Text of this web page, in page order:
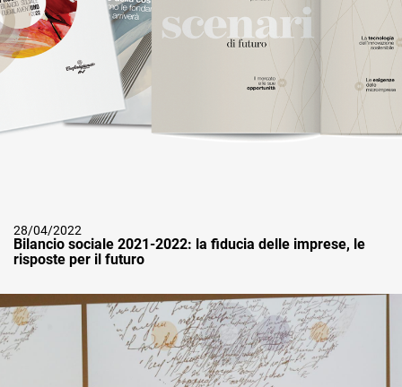
28/04/2022
Bilancio sociale 2021-2022: la fiducia delle imprese, le
risposte per il futuro